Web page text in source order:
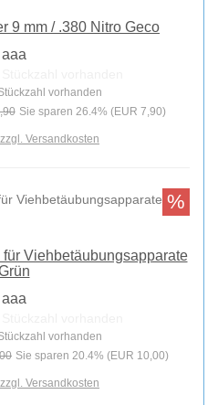
9 mm / .380 Nitro Geco
aaa
vorhanden
Sie sparen 26.4% (EUR 7,90)
zzgl. Versandkosten
Viehbetäubungsapparate
aaa
vorhanden
Sie sparen 20.4% (EUR 10,00)
zzgl. Versandkosten
%